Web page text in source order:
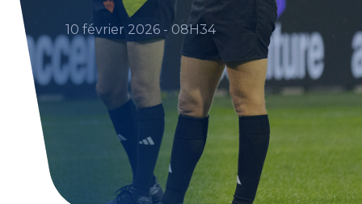
10 février 2026 - 08H34